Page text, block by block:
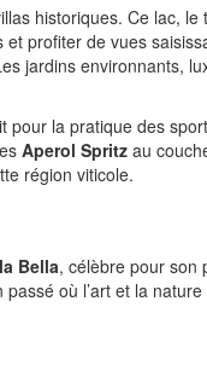
historiques. Ce lac, le
profiter de vues
jardins environnants,
pour la pratique des
Aperol Spritz au
région viticole.
Bella, célèbre pour son
où l’art et la